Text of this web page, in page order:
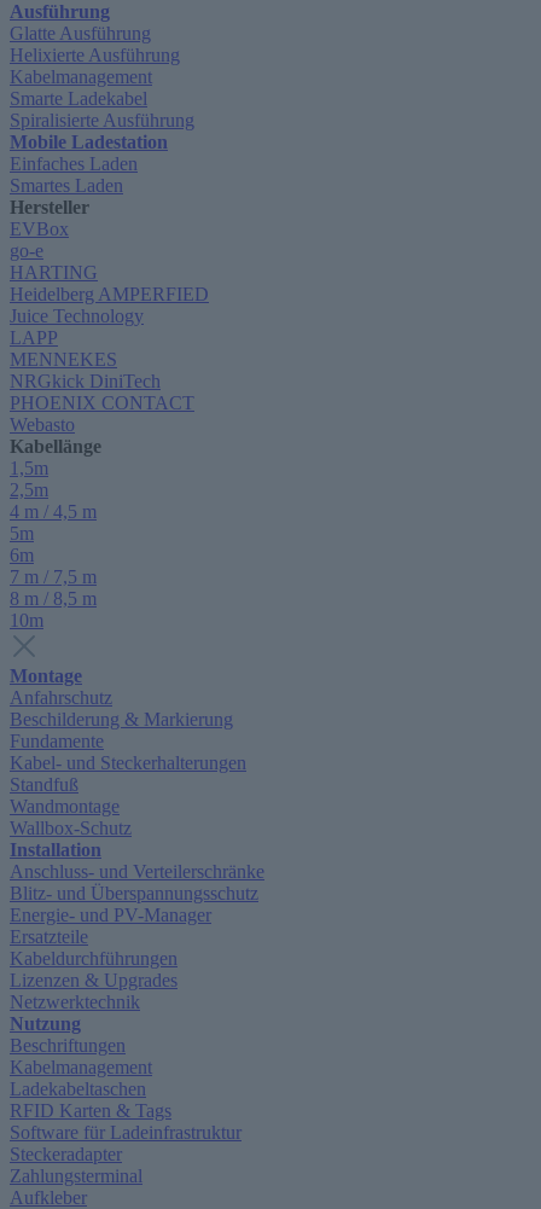
Ausführung
Glatte Ausführung
Helixierte Ausführung
Kabelmanagement
Smarte Ladekabel
Spiralisierte Ausführung
Mobile Ladestation
Einfaches Laden
Smartes Laden
Hersteller
EVBox
go-e
HARTING
Heidelberg AMPERFIED
Juice Technology
LAPP
MENNEKES
NRGkick DiniTech
PHOENIX CONTACT
Webasto
Kabellänge
1,5m
2,5m
4 m / 4,5 m
5m
6m
7 m / 7,5 m
8 m / 8,5 m
10m
Montage
Anfahrschutz
Beschilderung & Markierung
Fundamente
Kabel- und Steckerhalterungen
Standfuß
Wandmontage
Wallbox-Schutz
Installation
Anschluss- und Verteilerschränke
Blitz- und Überspannungsschutz
Energie- und PV-Manager
Ersatzteile
Kabeldurchführungen
Lizenzen & Upgrades
Netzwerktechnik
Nutzung
Beschriftungen
Kabelmanagement
Ladekabeltaschen
RFID Karten & Tags
Software für Ladeinfrastruktur
Steckeradapter
Zahlungsterminal
Aufkleber